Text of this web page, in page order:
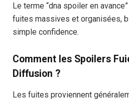
Le terme “dna spoiler en
fuites massives et organisées,
simple confidence.
Comment les Spoilers
Diffusion ?
Les fuites proviennent